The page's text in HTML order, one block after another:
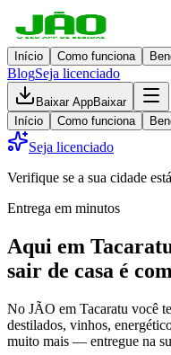
Início Como funciona
BlogSeja licenciado
Baixar AppBaixar
Início
Como funciona
Seja licenciado
Verifique se a sua cidade
Entrega em minutos
Aqui em
sair de casa é
No JÃO em Tacaratu você
destilados, vinhos,
muito mais — entregue na